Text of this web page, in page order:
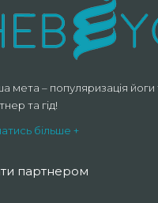
мета – популяризація
та гід!
більше +
партнером